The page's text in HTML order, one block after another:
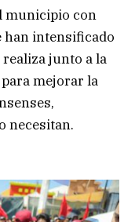
municipio con
han intensificado
junto a la
mejorar la
necesitan.